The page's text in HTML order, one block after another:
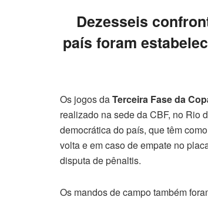
Dezesseis
país foram
Os jogos daTerceira Fase da
realizado na sede da CBF, no Rio
democrática do país, que têm
volta e em caso de empate no
disputa de pênaltis.
Os mandos de campo também